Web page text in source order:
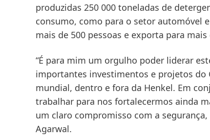
produzidas 250 000 toneladas de
consumo, como para o setor automóvel
mais de 500 pessoas e exporta para mais
“É para mim um orgulho poder liderar
importantes investimentos e projetos do
mundial, dentro e fora da Henkel. Em
trabalhar para nos fortalecermos ainda
um claro compromisso com a
Agarwal.